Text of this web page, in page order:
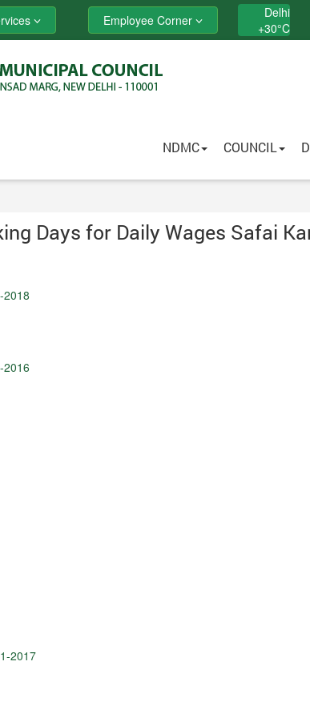
Employee Corner
Delhi
+30°C
NDMC COUNCIL
Days for Daily Wages Safai
2018
2016
2017